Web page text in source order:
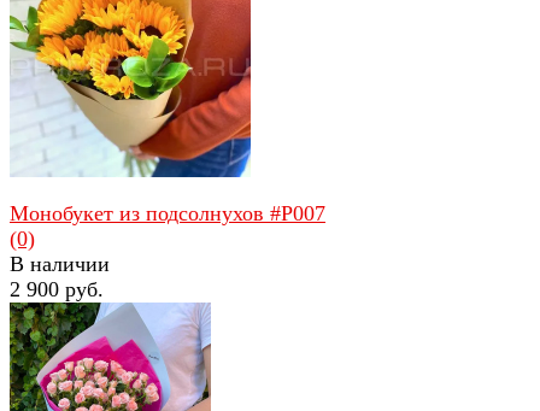
избранное сравнить
Монобукет из подсолнухов #P007
(0)
В наличии
2 900 руб.